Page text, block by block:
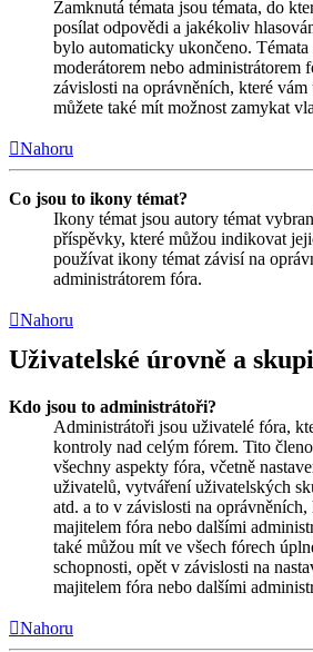
Zamknutá témata jsou témata, do
posílat odpovědi a jakékoliv
bylo automaticky ukončeno.
moderátorem nebo administrátorem
závislosti na oprávněních, které
můžete také mít možnost zamykat
Nahoru
Co jsou to ikony témat?
Ikony témat jsou autory témat
příspěvky, které můžou indikovat
používat ikony témat závisí na
administrátorem fóra.
Nahoru
Uživatelské úrovně a
Kdo jsou to administrátoři?
Administrátoři jsou uživatelé fóra,
kontroly nad celým fórem. Tito
všechny aspekty fóra, včetně
uživatelů, vytváření uživatelských
atd. a to v závislosti na
majitelem fóra nebo dalšími
také můžou mít ve všech fórech
schopnosti, opět v závislosti na
majitelem fóra nebo dalšími
Nahoru